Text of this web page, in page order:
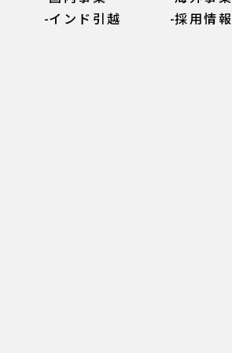
インド引越 採用情報